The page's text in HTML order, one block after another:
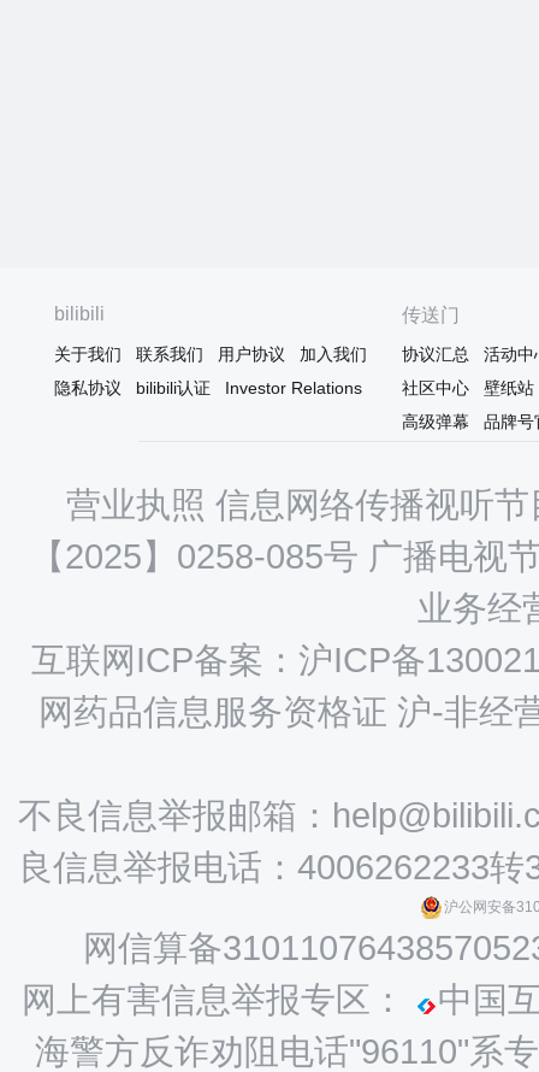
bilibili
关于我们 联系我们 用户协议
加入我们
隐私协议
bilibili认证 Investor Relations
传送门
协议汇总
活动中
社区中心
壁纸站
高级弹幕
品牌号
营业执照 信息网络传播视听
【2025】0258-085号 广播电视
业务经
互联网ICP备案：沪ICP备
网药品信息服务资格证 沪-非经
不良信息举报邮箱：
良信息举报电话：4006262233转
沪公网安备
网信算备
网上有害信息举报专区：
中国
海警方反诈劝阻电话"96110"系